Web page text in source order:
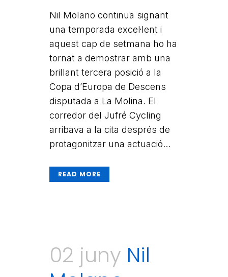
Nil Molano continua signant
una temporada excel·lent i
aquest cap de setmana ho ha
tornat a demostrar amb una
brillant tercera posició a la
Copa d’Europa de Descens
disputada a La Molina. El
corredor del Jufré Cycling
arribava a la cita després de
protagonitzar una actuació...
READ MORE
02 juny Nil